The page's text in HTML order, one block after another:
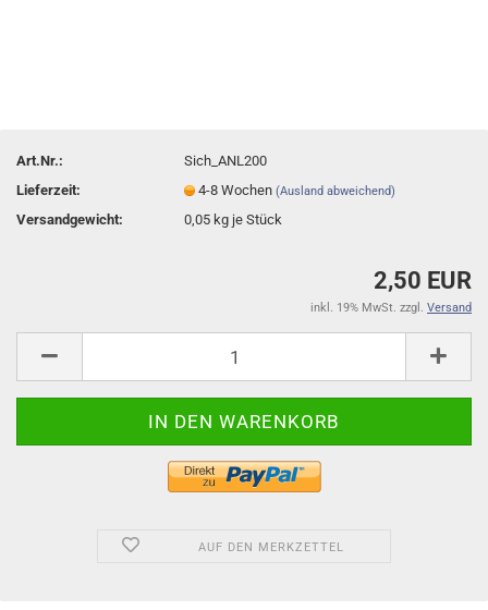
Art.Nr.:
Sich_ANL200
Lieferzeit:
4-8 Wochen(Ausland abweichend)
Versandgewicht: 0,05 kg je Stück
2,50 EUR
inkl. 19% MwSt. zzgl. Versand
AUF DEN MERKZETTEL